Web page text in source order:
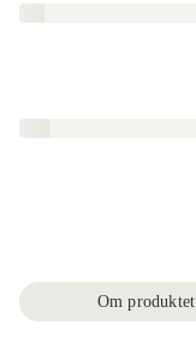
Om produktet